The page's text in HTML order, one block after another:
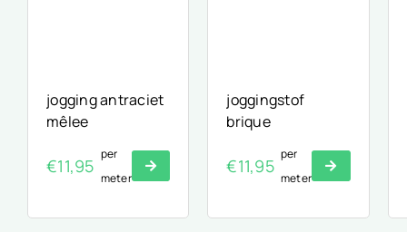
jogging antraciet
mêlee
€11,95
per
meter
joggingstof
brique
€11,95
per
meter